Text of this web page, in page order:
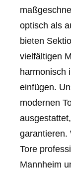
optisch als
bieten
vielfältigen
harmonisch
einfügen.
modernen
garantieren.
Tore
Mannheim